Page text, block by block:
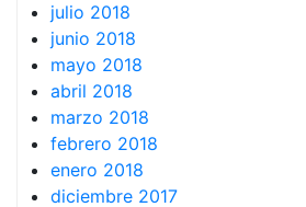
julio 2018
junio 2018
mayo 2018
abril 2018
marzo 2018
febrero 2018
enero 2018
diciembre 2017